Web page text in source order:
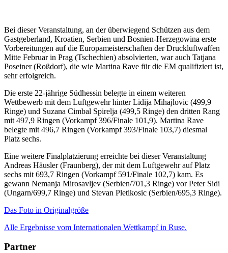
Bei dieser Veranstaltung, an der überwiegend Schützen aus dem
Gastgeberland, Kroatien, Serbien und Bosnien-Herzegowina erste
Vorbereitungen auf die Europameisterschaften der Druckluftwaffen
Mitte Februar in Prag (Tschechien) absolvierten, war auch Tatjana
Poseiner (Roßdorf), die wie Martina Rave für die EM qualifiziert ist,
sehr erfolgreich.
Die erste 22-jährige Südhessin belegte in einem weiteren
Wettbewerb mit dem Luftgewehr hinter Lidija Mihajlovic (499,9
Ringe) und Suzana Cimbal Spirelja (499,5 Ringe) den dritten Rang
mit 497,9 Ringen (Vorkampf 396/Finale 101,9). Martina Rave
belegte mit 496,7 Ringen (Vorkampf 393/Finale 103,7) diesmal
Platz sechs.
Eine weitere Finalplatzierung erreichte bei dieser Veranstaltung
Andreas Häusler (Fraunberg), der mit dem Luftgewehr auf Platz
sechs mit 693,7 Ringen (Vorkampf 591/Finale 102,7) kam. Es
gewann Nemanja Mirosavljev (Serbien/701,3 Ringe) vor Peter Sidi
(Ungarn/699,7 Ringe) und Stevan Pletikosic (Serbien/695,3 Ringe).
Das Foto in Originalgröße
Alle Ergebnisse vom Internationalen Wettkampf in Ruse.
Partner